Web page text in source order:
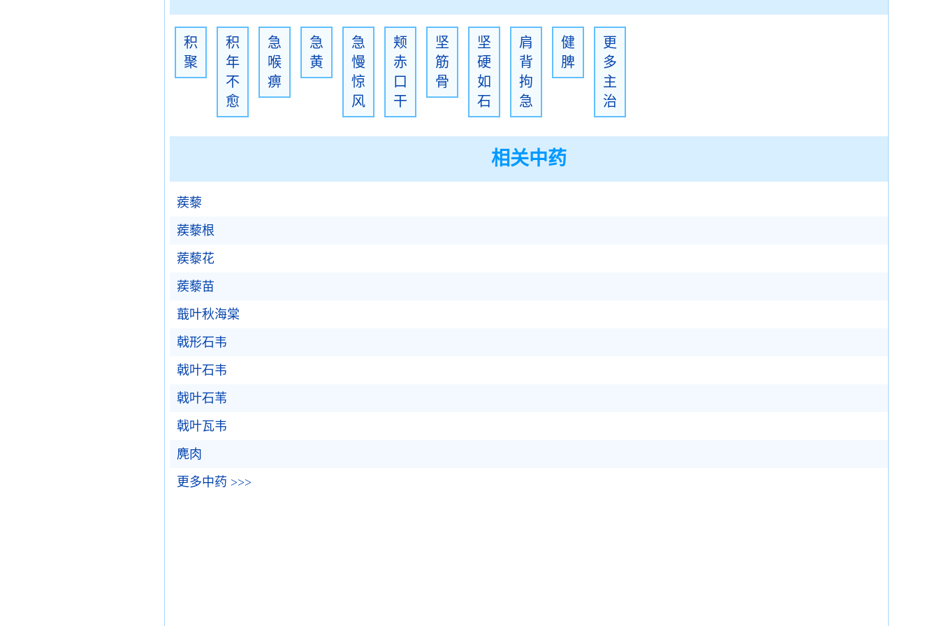
积
聚
积
年
不
愈
急
喉
痹
急
黄
急
慢
惊
风
颊
赤
口
干
坚
筋
骨
坚
硬
如
石
肩
背
拘
急
健
脾
更
多
主
治
相关中药
蒺藜
蒺藜根
蒺藜花
蒺藜苗
蕺叶秋海棠
戟形石韦
戟叶石韦
戟叶石苇
戟叶瓦韦
麂肉
更多中药 >>>